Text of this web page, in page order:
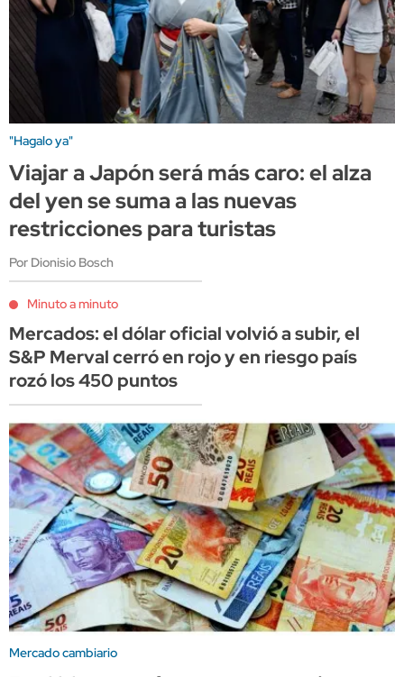
"Hagalo ya"
Viajar a Japón será más caro: el alza
del yen se suma a las nuevas
restricciones para turistas
Por Dionisio Bosch
Minuto a minuto
Mercados: el dólar oficial volvió a subir, el
S&P Merval cerró en rojo y en riesgo país
rozó los 450 puntos
Mercado cambiario